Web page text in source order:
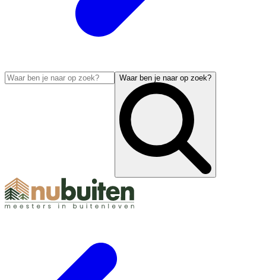
Waar ben je naar op zoek?